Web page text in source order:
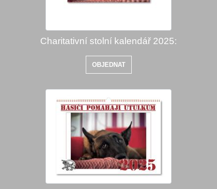
Charitativní stolní kalendář 2025:
OBJEDNAT